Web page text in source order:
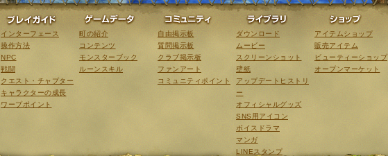
ゲーム紹介 プレイガイド
インターフェース
操作方法
NPC
戦闘
クエスト・チャプター
キャラクターの成長
ワープポイント
ゲームデータ
町の紹介
コンテンツ
モンスターブック
ルーンスキル
コミュニティ
自由掲示板
質問掲示板
クラブ掲示板
ファンアート
コミュニティポイント
ライブラリ
ダウンロード
ムービー
スクリーンショット
壁紙
アップデートヒストリ
ー
オフィシャルグッズ
SNS用アイコン
ボイスドラマ
マンガ
LINEスタンプ
アイテムショップ
販売アイテム
ビューティーショップ
オープンマーケット